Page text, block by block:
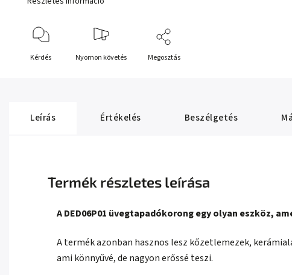
Kérdés Nyomon követés Megosztás
Leírás Értékelés Beszélgetés
Termék részletes leírása
A DED06P01 üvegtapadókorong egy olyan eszköz,
A termék azonban hasznos lesz kőzetlemezek,
ami könnyűvé, de nagyon erőssé teszi.